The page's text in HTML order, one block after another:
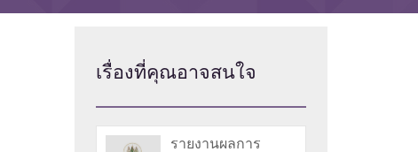
เรื่องที่คุณอาจสนใจ
รายงานผลการ